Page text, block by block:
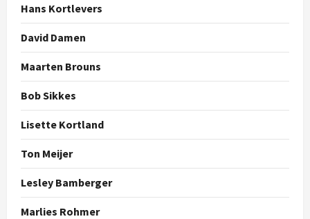
Hans Kortlevers
David Damen
Maarten Brouns
Bob Sikkes
Lisette Kortland
Ton Meijer
Lesley Bamberger
Marlies Rohmer